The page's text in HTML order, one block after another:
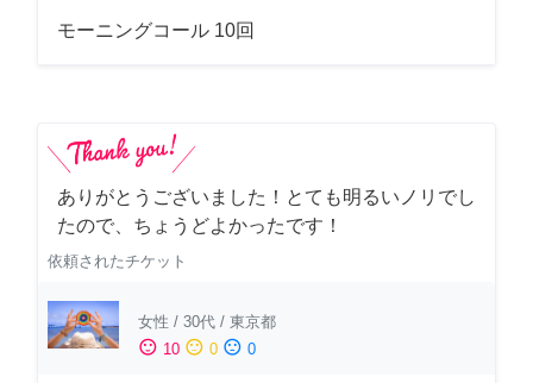
モーニングコール 10回
ありがとうございました！とても明るいノリでし
たので、ちょうどよかったです！
依頼されたチケット
女性 / 30代 / 東京都
sentiment_satisfied 10 sentiment_neutral 0 sentiment_dissatisfied 0